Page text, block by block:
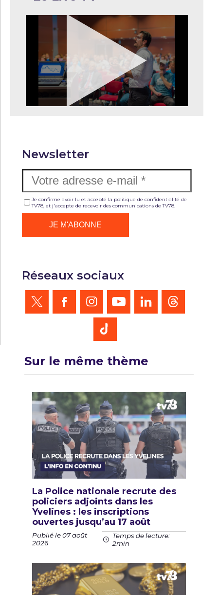
Newsletter
Je confirme avoir lu et accepté la politique de confidentialité de
TV78, et j'accepte de recevoir des communications de TV78.
Réseaux sociaux
Sur le même thème
La Police nationale recrute des
policiers adjoints dans les
Yvelines : les inscriptions
ouvertes jusqu’au 17 août
Publié le 07 août
2026
Temps de lecture:
2min